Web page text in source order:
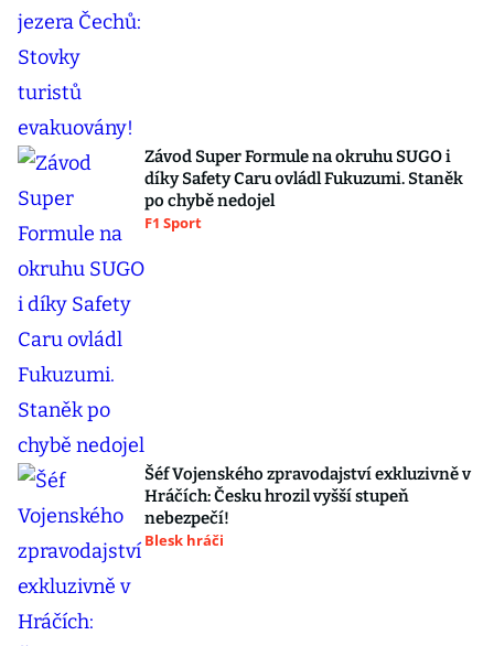
Závod Super Formule na okruhu SUGO i
díky Safety Caru ovládl Fukuzumi. Staněk
po chybě nedojel
F1 Sport
Šéf Vojenského zpravodajství exkluzivně v
Hráčích: Česku hrozil vyšší stupeň
nebezpečí!
Blesk hráči